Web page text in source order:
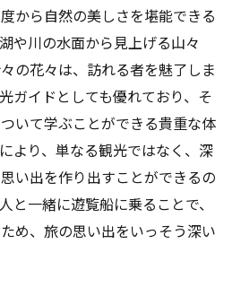
から自然の美しさを堪能できる
や川の水面から見上げる山々
の花々は、訪れる者を魅了しま
ガイドとしても優れており、そ
いて学ぶことができる貴重な体
より、単なる観光ではなく、深
い出を作り出すことができるの
と一緒に遊覧船に乗ることで、
め、旅の思い出をいっそう深い